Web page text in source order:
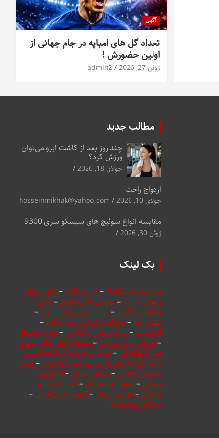
آگهی
تعداد گل های امباپه در جام جهانی از
اولین حضورش !
ژوئن 27, 2026 admin2
مطالب جدید
چند روز بعد از کاشت ابرو می‌توان
ورزش کرد؟
جولای 18, 2026
ازدواج راحت
جولای 10, 2026 hosseinmikhak@yahoo.com
مقایسه انواع سوئیچ های سیسکو سری 9300
ژوئن 30, 2026
بک لینک
پخش زنده شبکه 3 –دریل مگنت–تولیدی لباس
ورزشی منیریه–تولیدی لباس فوتبال –چمن
مصنوعی تزئینی –خرید لباس ورزشی عمده–
شیشه خم–باشگاه بدنسازی سعادت آباد –
انکربولت–ساک ورزشی باشگاهی –منوی دیجیتال
–تولیدی لباس ورزشی –میخوای فرش هاتو بشوری
پس کلیلک کن –قیمت و خرید پاک کننده آرایش
سنتلا فروشگاه آرایشی و بهداشتی آرا بیوتی –چمن
مصنوعی فوتبال –کیمدی فوتبال – اسکوربورد
ورزشی –پخش زنده فوتبال –کربنات کلسیم
صنعتی –باربری دماوند–فالوور واقعی ایرانی –
باشگاه ژیمناستیک